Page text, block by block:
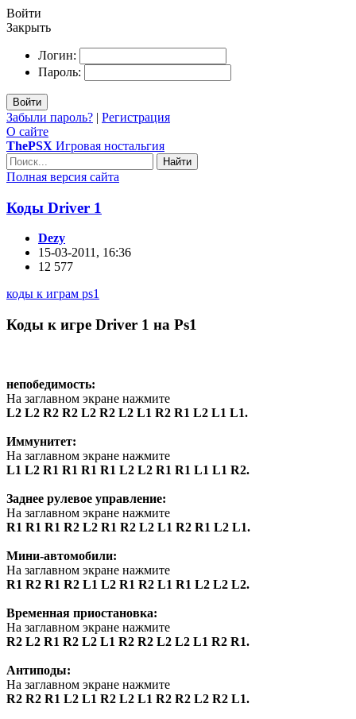
Войти
Закрыть
Логин:
Пароль:
Войти
Забыли пароль? | Регистрация
О сайте
ThePSX Игровая ностальгия
Найти
Полная версия сайта
Коды Driver 1
Dezy
15-03-2011, 16:36
12 577
коды к играм ps1
Коды к игре Driver 1 на Ps1
непобедимость:
На заглавном экране нажмите
L2 L2 R2 R2 L2 R2 L2 L1 R2 R1 L2 L1 L1.
Иммунитет:
На заглавном экране нажмите
L1 L2 R1 R1 R1 R1 L2 L2 R1 R1 L1 L1 R2.
Заднее рулевое управление:
На заглавном экране нажмите
R1 R1 R1 R2 L2 R1 R2 L2 L1 R2 R1 L2 L1.
Мини-автомобили:
На заглавном экране нажмите
R1 R2 R1 R2 L1 L2 R1 R2 L1 R1 L2 L2 L2.
Временная приостановка:
На заглавном экране нажмите
R2 L2 R1 R2 L2 L1 R2 R2 L2 L2 L1 R2 R1.
Антиподы:
На заглавном экране нажмите
R2 R2 R1 L2 L1 R2 L2 L1 R2 R2 L2 R2 L1.